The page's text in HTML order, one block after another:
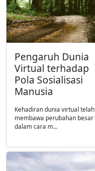
Pengaruh Dunia
Virtual terhadap
Pola Sosialisasi
Manusia
Kehadiran dunia virtual telah
membawa perubahan besar
dalam cara m...